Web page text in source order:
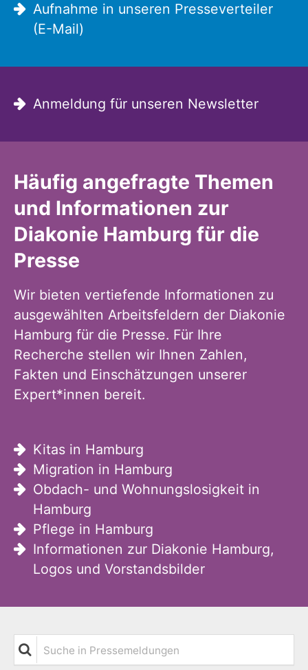
Häufig angefragte Themen
und Informationen zur
Diakonie Hamburg für die
Presse
Wir bieten vertiefende Informationen zu
ausgewählten Arbeitsfeldern der Diakonie
Hamburg für die Presse. Für Ihre
Recherche stellen wir Ihnen Zahlen,
Fakten und Einschätzungen unserer
Expert*innen bereit.
Kitas in Hamburg
Migration in Hamburg
Obdach- und Wohnungslosigkeit in
Hamburg
Pflege in Hamburg
Informationen zur Diakonie Hamburg,
Logos und Vorstandsbilder
Aufnahme in unseren Presseverteiler
(E-Mail)
Anmeldung für unseren Newsletter
Suche in Pressemeldungen